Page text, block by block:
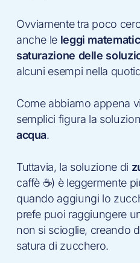
Ovviamente tra poco
anche le leggi
saturazione delle
alcuni esempi nella
Come abbiamo appena
semplici figura la
acqua.
Tuttavia, la soluzione di
caffè ☕️) è leggermente
quando aggiungi lo
prefe puoi raggiungere
non si scioglie, creando
satura di zucchero.